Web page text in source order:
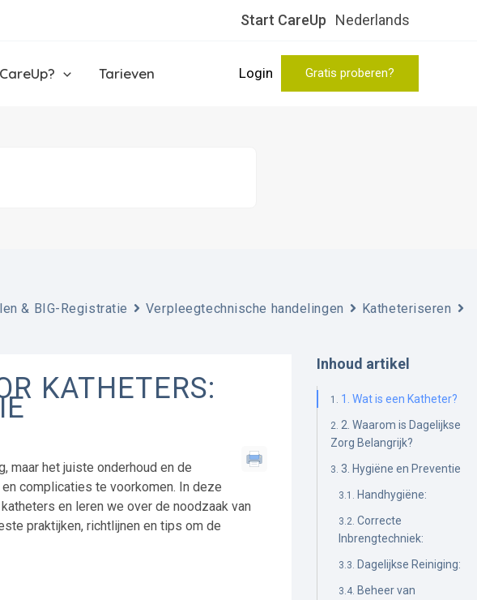
Start CareUp Nederlands
Tarieven Login Gratis proberen?
& BIG-Registratie Verpleegtechnische handelingen
Katheteriseren
KATHETERS:
maar het juiste onderhoud en de
complicaties te voorkomen. In deze
en leren we over de noodzaak van
praktijken, richtlijnen en tips om de
Inhoud artikel
1. Wat is een Katheter?
2. Waarom is Dagelijkse
Zorg Belangrijk?
3. Hygiëne en Preventie
Handhygiëne:
Correcte
Inbrengtechniek:
Dagelijkse Reiniging:
Beheer van